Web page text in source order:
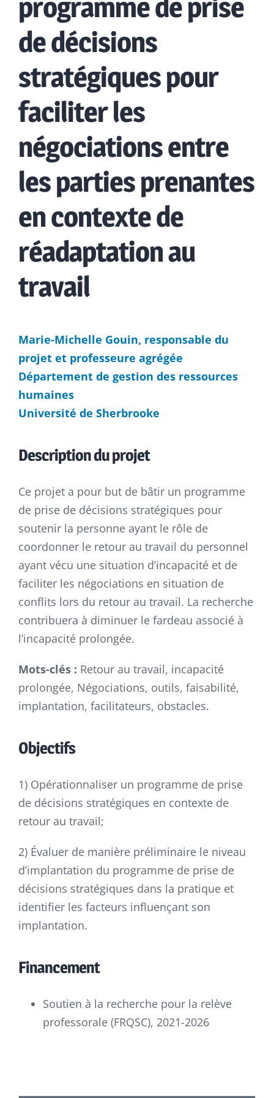
programme de prise
de décisions
stratégiques pour
faciliter les
négociations entre
les parties prenantes
en contexte de
réadaptation au
travail
Marie-Michelle Gouin, responsable du
projet et professeure agrégée
Département de gestion des ressources
humaines
Université de Sherbrooke
Description du projet
Ce projet a pour but de bâtir un programme
de prise de décisions stratégiques pour
soutenir la personne ayant le rôle de
coordonner le retour au travail du personnel
ayant vécu une situation d’incapacité et de
faciliter les négociations en situation de
conflits lors du retour au travail. La recherche
contribuera à diminuer le fardeau associé à
l’incapacité prolongée.
Mots-clés : Retour au travail, incapacité
prolongée, Négociations, outils, faisabilité,
implantation, facilitateurs, obstacles.
Objectifs
1) Opérationnaliser un programme de prise
de décisions stratégiques en contexte de
retour au travail;
2) Évaluer de manière préliminaire le niveau
d’implantation du programme de prise de
décisions stratégiques dans la pratique et
identifier les facteurs influençant son
implantation.
Financement
Soutien à la recherche pour la relève
professorale (FRQSC), 2021-2026